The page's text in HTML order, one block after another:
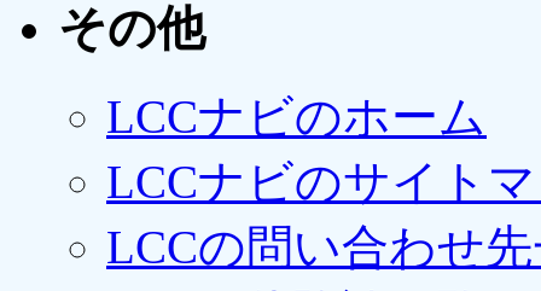
その他
LCCナビのホーム
LCCナビのサイト
LCCの問い合わせ